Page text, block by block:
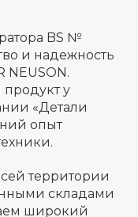
BS №
и надежность
NEUSON.
у
«Детали
опыт
территории
складами
широкий